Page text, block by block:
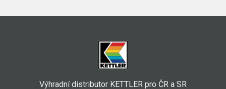
Výhradní distributor KETTLER pro ČR a SR